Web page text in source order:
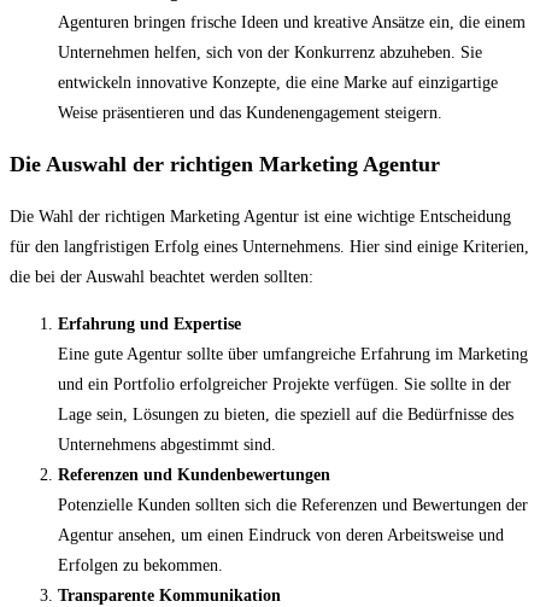
Agenturen bringen frische Ideen und kreative Ansätze ein, die einem
Unternehmen helfen, sich von der Konkurrenz abzuheben. Sie
entwickeln innovative Konzepte, die eine Marke auf einzigartige
Weise präsentieren und das Kundenengagement steigern.
Die Auswahl der richtigen Marketing Agentur
Die Wahl der richtigen Marketing Agentur ist eine wichtige Entscheidung
für den langfristigen Erfolg eines Unternehmens. Hier sind einige Kriterien,
die bei der Auswahl beachtet werden sollten:
Erfahrung und Expertise
Eine gute Agentur sollte über umfangreiche Erfahrung im Marketing
und ein Portfolio erfolgreicher Projekte verfügen. Sie sollte in der
Lage sein, Lösungen zu bieten, die speziell auf die Bedürfnisse des
Unternehmens abgestimmt sind.
Referenzen und Kundenbewertungen
Potenzielle Kunden sollten sich die Referenzen und Bewertungen der
Agentur ansehen, um einen Eindruck von deren Arbeitsweise und
Erfolgen zu bekommen.
Transparente Kommunikation